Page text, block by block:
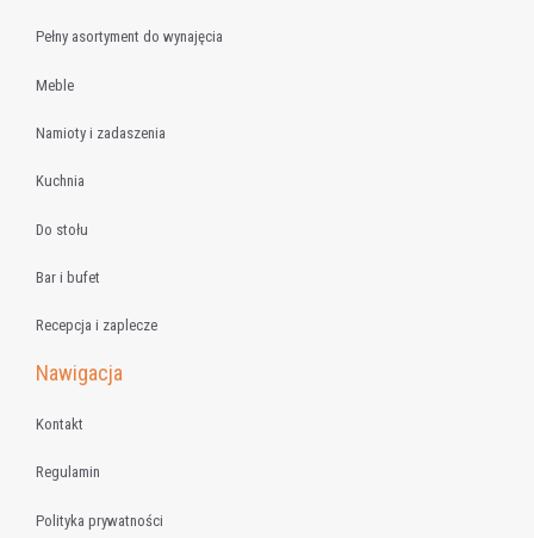
Pełny asortyment do wynajęcia
Meble
Namioty i zadaszenia
Kuchnia
Do stołu
Bar i bufet
Recepcja i zaplecze
Nawigacja
Kontakt
Regulamin
Polityka prywatności